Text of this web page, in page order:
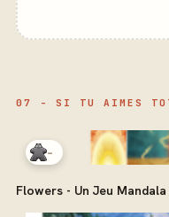
07 - SI TU AIMES
-
Flowers - Un Jeu Mandala